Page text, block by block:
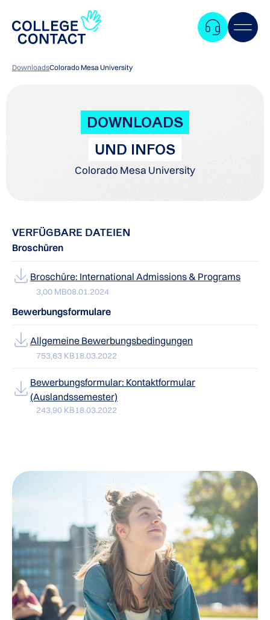
DownloadsColorado Mesa University
DOWNLOADS
UND INFOS
Colorado Mesa University
VERFÜGBARE DATEIEN
Broschüren
Broschüre: International Admissions & Programs
3,00 MB08.01.2024
Bewerbungsformulare
Allgemeine Bewerbungsbedingungen
753,63 KB18.03.2022
Bewerbungsformular: Kontaktformular
(Auslandssemester)
243,90 KB18.03.2022